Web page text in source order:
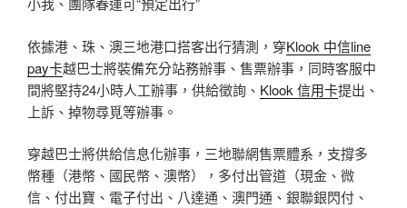
依據港、珠、澳三地港口搭客出行猜測，穿Klook 中信line
pay卡越巴士將裝備充分站務辦事、售票辦事，同時客服中
間將堅持24小時人工辦事，供給徵詢、 Klook 信用卡提出、
上訴、掉物尋覓等辦事。
穿越巴士將供給信息化辦事，三地聯網售票體系，支撐多
幣種（港幣、國民幣、澳幣），多付出管道（現金、微
信、付出寶、電子付出、八達通、澳門通、銀聯銀閃付、